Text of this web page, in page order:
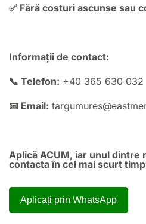
✅ Fără costuri ascunse sau
Informații de contact:
📞 Telefon: +40 365 630 032
📧 Email:
Aplică ACUM, iar unul
contacta în cel mai scurt
Aplicați prin WhatsApp